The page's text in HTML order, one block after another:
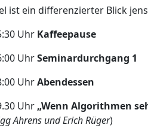
ist ein differenzierter Blick
Uhr Kaffeepause
UhrSeminardurchgang 1
UhrAbendessen
Uhr „Wenn Algorithmen
Ahrens und Erich Rüger)